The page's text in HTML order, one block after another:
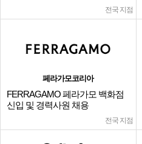
전국 지점
페라가모코리아
FERRAGAMO 페라가모 백화점
신입 및 경력사원 채용
전국 지점